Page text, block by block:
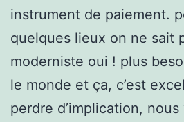
instrument de paiement.
quelques lieux on ne sait
moderniste oui ! plus
le monde et ça, c’est
perdre d’implication, nous